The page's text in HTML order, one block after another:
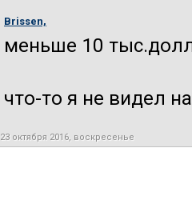
Brissen,
меньше 10
что-то я не видел
23 октября 2016, воскресенье